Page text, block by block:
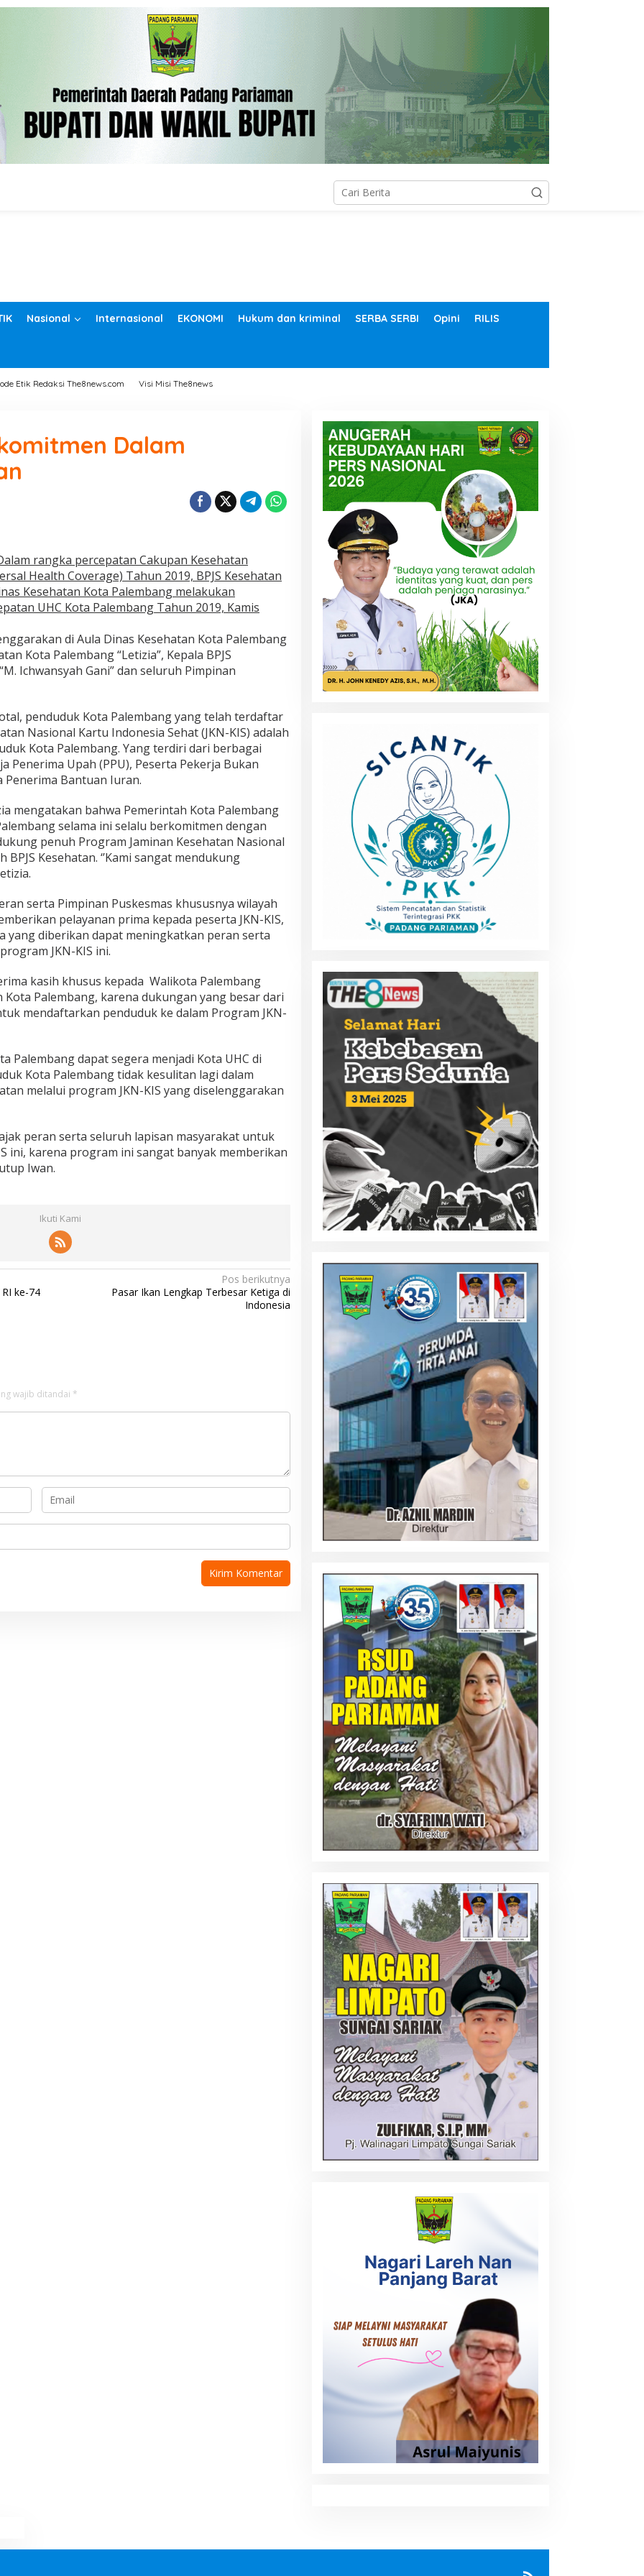
Nasional Internasional EKONOMI Hukum dan kriminal SERBA SERBI Opini RILIS
Etik Redaksi The8news.com Visi Misi The8news
Dalam
rangka percepatan Cakupan Kesehatan
Health Coverage) Tahun 2019, BPJS Kesehatan
Kesehatan Kota Palembang melakukan
UHC Kota Palembang Tahun 2019, Kamis
di Aula Dinas Kesehatan Kota Palembang
Kota Palembang “Letizia”, Kepala BPJS
Ichwansyah Gani” dan seluruh Pimpinan
penduduk Kota Palembang yang telah terdaftar
Nasional Kartu Indonesia Sehat (JKN-KIS) adalah
Kota Palembang. Yang terdiri dari berbagai
Penerima Upah (PPU), Peserta Pekerja Bukan
Penerima Bantuan Iuran.
mengatakan bahwa Pemerintah Kota Palembang
selama ini selalu berkomitmen dengan
penuh Program Jaminan Kesehatan Nasional
Kesehatan. ‘’Kami sangat mendukung
serta Pimpinan Puskesmas khususnya wilayah
pelayanan prima kepada peserta JKN-KIS,
yang diberikan dapat meningkatkan peran serta
JKN-KIS ini.
kasih khusus kepada Walikota Palembang
Kota Palembang, karena dukungan yang besar dari
mendaftarkan penduduk ke dalam Program JKN-
Palembang dapat segera menjadi Kota UHC di
Kota Palembang tidak kesulitan lagi dalam
melalui program JKN-KIS yang diselenggarakan
peran serta seluruh lapisan masyarakat untuk
ini, karena program ini sangat banyak memberikan
Iwan.
Ikuti Kami
ke-74
Pos berikutnya
Pasar Ikan Lengkap Terbesar Ketiga di
Indonesia
wajib ditandai *